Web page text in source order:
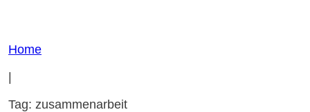
Home
Tag: zusammenarbeit